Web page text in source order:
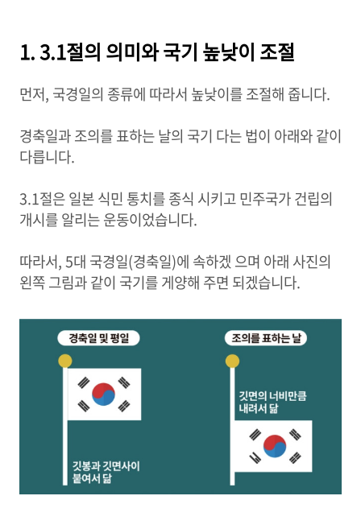
1. 3.1절의 의미와 국기 높낮이 조절
먼저, 국경일의 종류에 따라서 높낮이를 조절해 줍니다.
경축일과 조의를 표하는 날의 국기 다는 법이 아래와 같이
다릅니다.
3.1절은 일본 식민 통치를 종식 시키고 민주국가 건립의
개시를 알리는 운동이었습니다.
따라서, 5대 국경일(경축일)에 속하겠 으며 아래 사진의
왼쪽 그림과 같이 국기를 게양해 주면 되겠습니다.